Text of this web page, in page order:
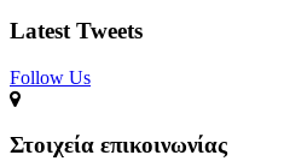
Latest Tweets
Follow Us​
Στοιχεία επικοινωνίας